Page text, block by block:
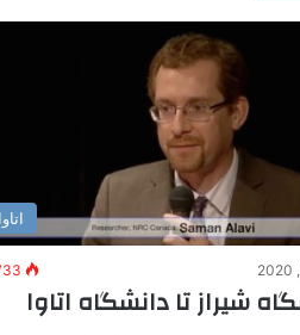
اتاوا
شیراز تا دانشگاه اتاوا